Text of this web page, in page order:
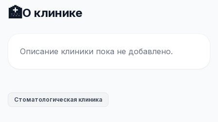
🏥О клинике
Описание клиники пока не добавлено.
Стоматологическая клиника